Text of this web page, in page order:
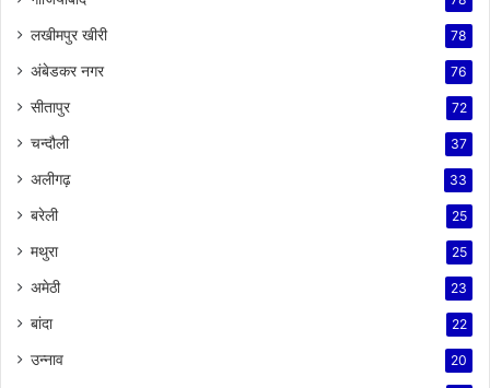
लखीमपुर खीरी 78
अंबेडकर नगर 76
सीतापुर 72
चन्दौली 37
अलीगढ़ 33
बरेली 25
मथुरा 25
अमेठी 23
बांदा 22
उन्नाव 20